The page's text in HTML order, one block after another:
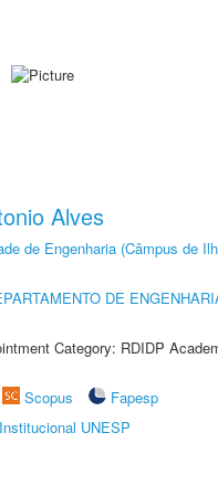
Alves
de Engenharia (Câmpus de
DE
Category: RDIDP
Scopus
Fapesp
UNESP